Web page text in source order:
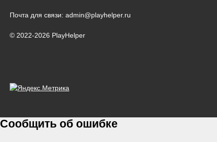
Почта для связи: admin@playhelper.ru
© 2022-2026 PlayHelper
Сообщить об ошибке